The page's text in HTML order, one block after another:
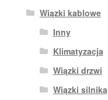
Wiązki kablowe
Inny
Klimatyzacja
Wiązki drzwi
Wiązki silnika